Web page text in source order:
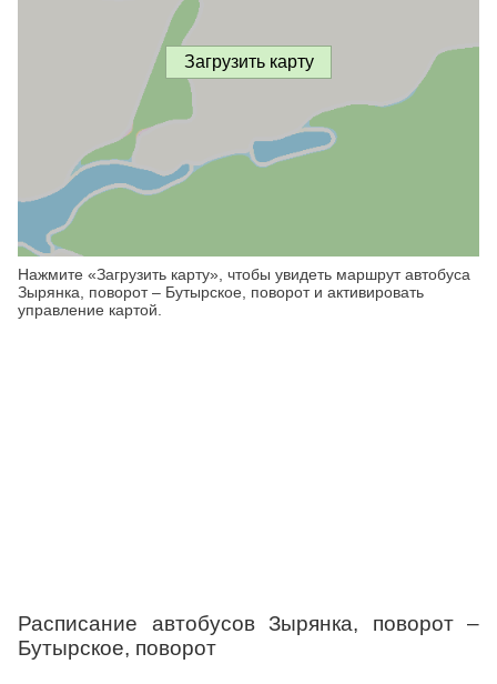
Загрузить карту
Нажмите «Загрузить карту», чтобы увидеть маршрут автобуса
Зырянка, поворот – Бутырское, поворот и активировать
управление картой.
Расписание автобусов Зырянка, поворот –
Бутырское, поворот